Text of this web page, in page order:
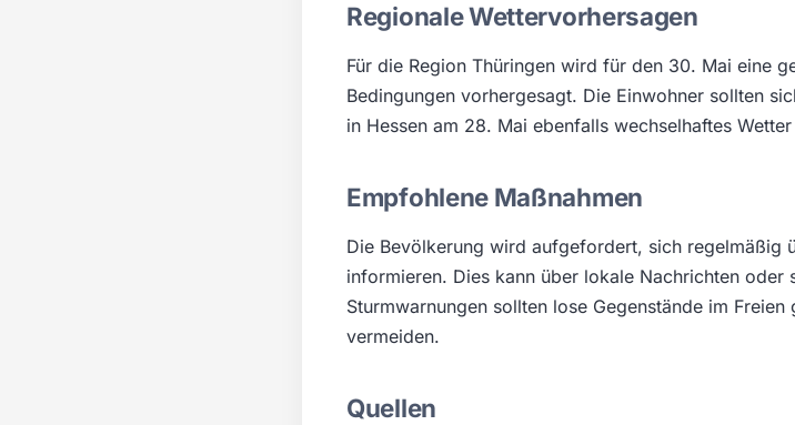
Regionale Wettervorhersagen
Für die Region Thüringen wird für den 30. Mai eine
Bedingungen vorhergesagt. Die Einwohner sollten
in Hessen am 28. Mai ebenfalls wechselhaftes
Empfohlene Maßnahmen
Die Bevölkerung wird aufgefordert, sich regelmäßig
informieren. Dies kann über lokale Nachrichten oder
Sturmwarnungen sollten lose Gegenstände im
vermeiden.
Quellen